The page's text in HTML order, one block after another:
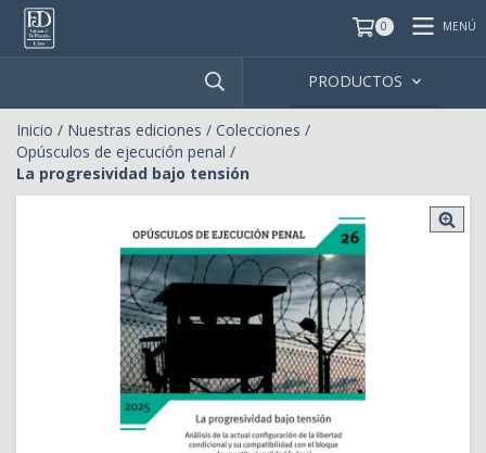
0 MENÚ
PRODUCTOS
Inicio / Nuestras ediciones / Colecciones /
Opúsculos de ejecución penal /
La progresividad bajo tensión